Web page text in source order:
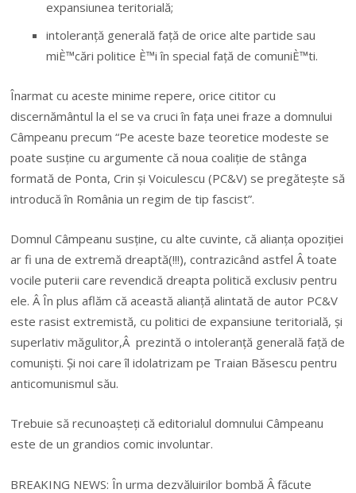
expansiunea teritorială;
intoleranță generală față de orice alte partide sau
miÈ™cări politice È™i în special față de comuniÈ™ti.
Înarmat cu aceste minime repere, orice cititor cu
discernământul la el se va cruci în fața unei fraze a domnului
Câmpeanu precum “Pe aceste baze teoretice modeste se
poate susține cu argumente că noua coaliție de stânga
formată de Ponta, Crin și Voiculescu (PC&V) se pregătește să
introducă în România un regim de tip fascist”.
Domnul Câmpeanu susține, cu alte cuvinte, că alianța opoziției
ar fi una de extremă dreaptă(!!!), contrazicând astfel Â toate
vocile puterii care revendică dreapta politică exclusiv pentru
ele. Â În plus aflăm că această alianță alintată de autor PC&V
este rasist extremistă, cu politici de expansiune teritorială, și
superlativ măgulitor,Â prezintă o intoleranță generală față de
comuniști. Și noi care îl idolatrizam pe Traian Băsescu pentru
anticomunismul său.
Trebuie să recunoașteți că editorialul domnului Câmpeanu
este de un grandios comic involuntar.
BREAKING NEWS: În urma dezvăluirilor bombă Â făcute